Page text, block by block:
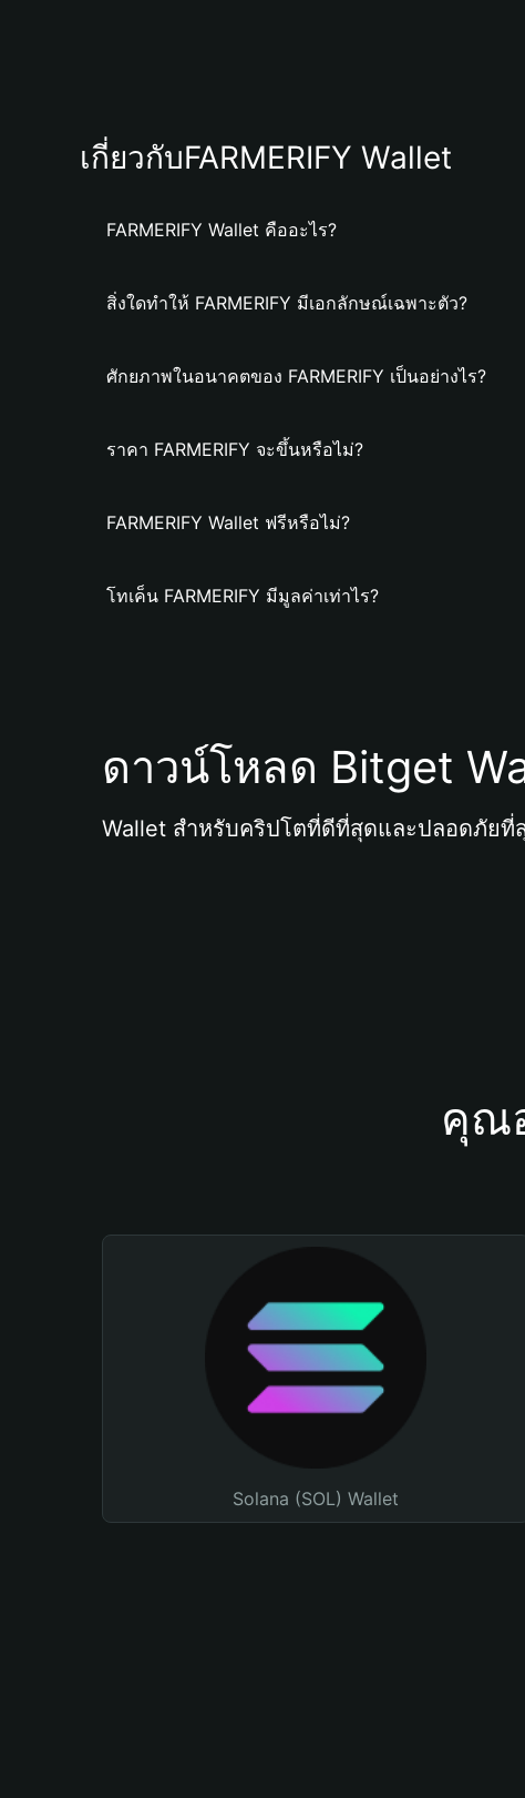
เกี่ยวกับFARMERIFY Wallet
FARMERIFY Wallet คืออะไร?
สิ่งใดทำให้ FARMERIFY มีเอกลักษณ์เฉพาะตัว?
ศักยภาพในอนาคตของ FARMERIFY เป็นอย่างไร?
ราคา FARMERIFY จะขึ้นหรือไม่?
FARMERIFY Wallet ฟรีหรือไม่?
โทเค็น FARMERIFY มีมูลค่าเท่าไร?
ดาวน์โหลด Bitget
Wallet สำหรับคริปโตที่ดีที่สุดและปลอดภัยที่
คุณ
Solana (SOL) Wallet